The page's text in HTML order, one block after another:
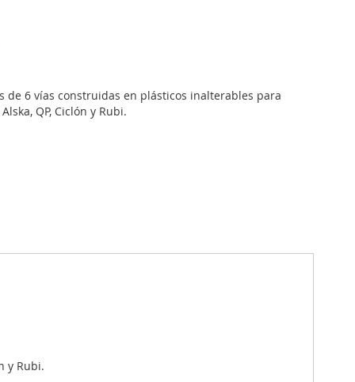
de 6 vías construidas en plásticos inalterables para
QP, Ciclón y Rubi.
y Rubi.